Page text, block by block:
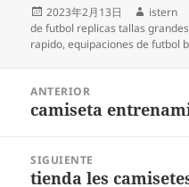
Publicado
el
2023年2月13日 Autor
istern
de futbol replicas tallas grandes
rapido,equipaciones de futbol
entradas
ANTERIOR
Entrada
camiseta
SIGUIENTE
Entrada
tienda les